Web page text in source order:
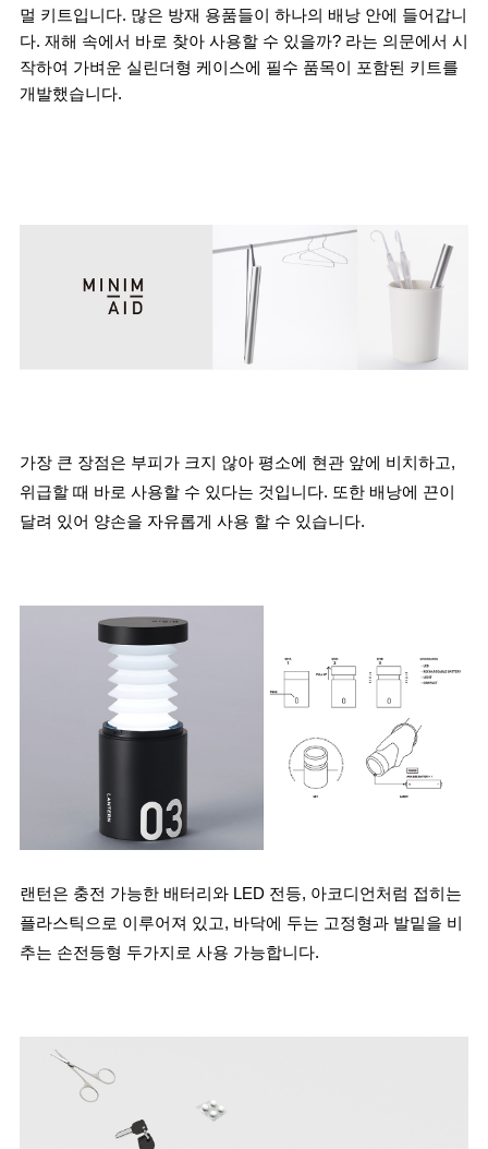
멀 키트입니다. 많은 방재 용품들이 하나의 배낭 안에 들어갑니
다. 재해 속에서 바로 찾아 사용할 수 있을까? 라는 의문에서 시
작하여 가벼운 실린더형 케이스에 필수 품목이 포함된 키트를
개발했습니다.
가장 큰 장점은 부피가 크지 않아 평소에 현관 앞에 비치하고,
위급할 때 바로 사용할 수 있다는 것입니다. 또한 배낭에 끈이
달려 있어 양손을 자유롭게 사용 할 수 있습니다.
랜턴은 충전 가능한 배터리와 LED 전등, 아코디언처럼 접히는
플라스틱으로 이루어져 있고, 바닥에 두는 고정형과 발밑을 비
추는 손전등형 두가지로 사용 가능합니다.